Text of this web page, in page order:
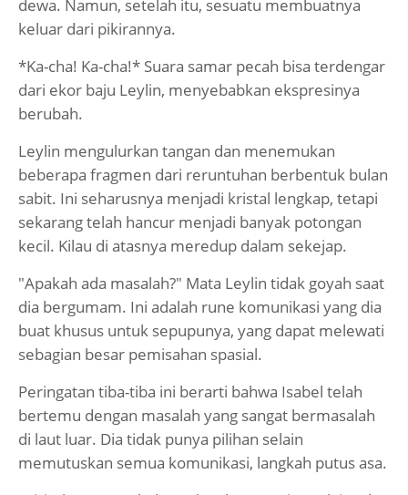
dewa. Namun, setelah itu, sesuatu membuatnya
keluar dari pikirannya.
*Ka-cha! Ka-cha!* Suara samar pecah bisa terdengar
dari ekor baju Leylin, menyebabkan ekspresinya
berubah.
Leylin mengulurkan tangan dan menemukan
beberapa fragmen dari reruntuhan berbentuk bulan
sabit. Ini seharusnya menjadi kristal lengkap, tetapi
sekarang telah hancur menjadi banyak potongan
kecil. Kilau di atasnya meredup dalam sekejap.
"Apakah ada masalah?" Mata Leylin tidak goyah saat
dia bergumam. Ini adalah rune komunikasi yang dia
buat khusus untuk sepupunya, yang dapat melewati
sebagian besar pemisahan spasial.
Peringatan tiba-tiba ini berarti bahwa Isabel telah
bertemu dengan masalah yang sangat bermasalah
di laut luar. Dia tidak punya pilihan selain
memutuskan semua komunikasi, langkah putus asa.